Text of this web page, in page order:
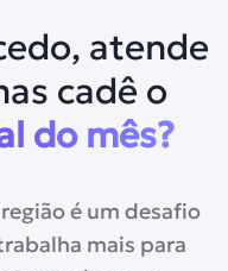
atende
cadê o
do mês?
é um desafio
mais para